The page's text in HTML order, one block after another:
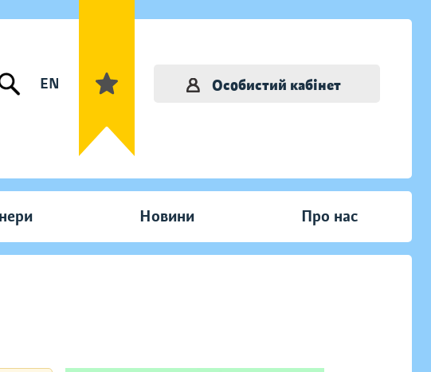
EN Особистий кабінет
Новини Про нас